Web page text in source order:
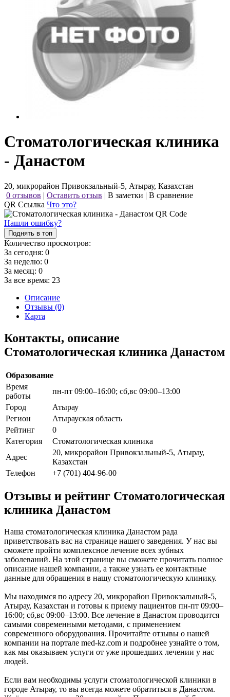
Стоматологическая клиника
- Данастом
20, микрорайон Привокзальный-5, Атырау, Казахстан
0 отзывов | Оставить отзыв | В заметки | В сравнение
QR Ссылка Что это?
Нашли ошибку?
Поднять в топ
Количество просмотров:
За сегодня: 0
За неделю: 0
За месяц: 0
За все время: 23
Описание
Отзывы (0)
Карта
Контакты, описание
Стоматологическая клиника Данастом
Образование
Время
работы
пн-пт 09:00–16:00; сб,вс 09:00–13:00
Город
Атырау
Регион
Атырауская область
Рейтинг
0
Категория
Стоматологическая клиника
Адрес
20, микрорайон Привокзальный-5, Атырау,
Казахстан
Телефон
+7 (701) 404-96-00
Отзывы и рейтинг Стоматологическая
клиника Данастом
Наша стоматологическая клиника Данастом рада
приветствовать вас на странице нашего заведения. У нас вы
сможете пройти комплексное лечение всех зубных
заболеваний. На этой странице вы сможете прочитать полное
описание нашей компании, а также узнать ее контактные
данные для обращения в нашу стоматологическую клинику.
Мы находимся по адресу 20, микрорайон Привокзальный-5,
Атырау, Казахстан и готовы к приему пациентов пн-пт 09:00–
16:00; сб,вс 09:00–13:00. Все лечение в Данастом проводится
самыми современными методами, с применением
современного оборудования. Прочитайте отзывы о нашей
компании на портале med-kz.com и подробнее узнайте о том,
как мы оказываем услуги от уже прошедших лечении у нас
людей.
Если вам необходимы услуги стоматологической клиники в
городе Атырау, то вы всегда можете обратиться в Данастом.